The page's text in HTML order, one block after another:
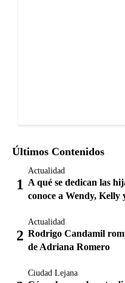
Últimos Contenidos
Actualidad
A qué se dedican las
conoce a Wendy, Kelly
Actualidad
Rodrigo Candamil
de Adriana Romero
Ciudad Lejana